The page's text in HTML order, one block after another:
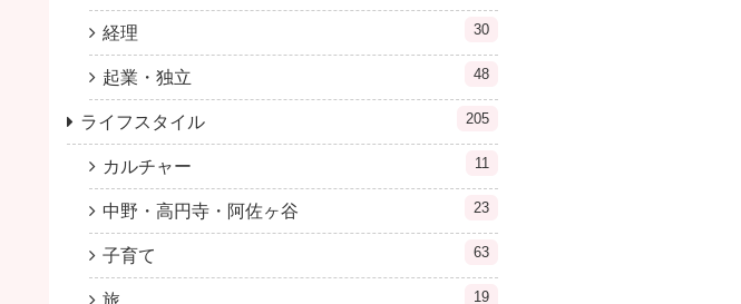
経理 30
起業・独立 48
ライフスタイル 205
カルチャー 11
中野・高円寺・阿佐ヶ谷 23
子育て 63
19